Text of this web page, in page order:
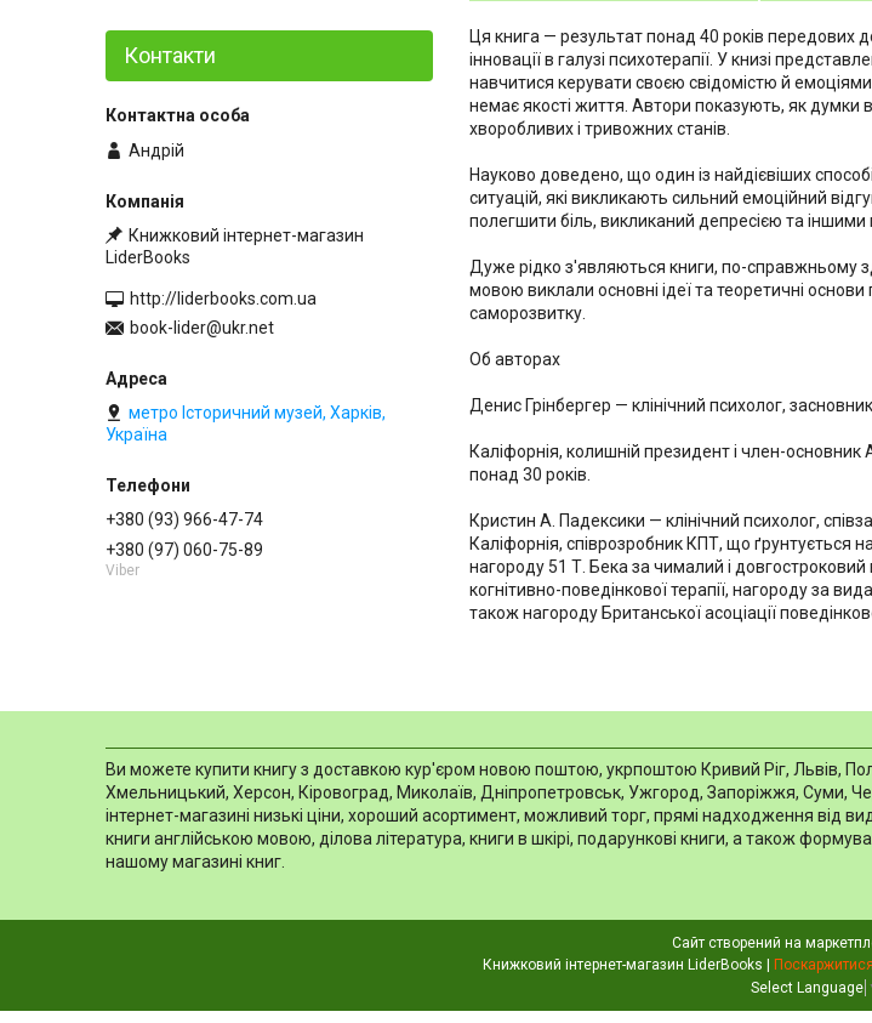
Ця книга — результат понад 40 років передових
інновації в галузі психотерапії. У книзі
навчитися керувати своєю свідомістю й
немає якості життя. Автори показують, як думки
хворобливих і тривожних станів.
Науково доведено, що один із найдієвіших
ситуацій, які викликають сильний емоційний
полегшити біль, викликаний депресією та іншими
Дуже рідко з'являються книги, по-справжньому
мовою виклали основні ідеї та теоретичні
саморозвитку.
Об авторах
Денис Грінбергер — клінічний психолог,
Каліфорнія, колишній президент і член-основник
понад 30 років.
Кристин А. Падексики — клінічний психолог,
Каліфорнія, співрозробник КПТ, що ґрунтується
нагороду 51 Т. Бека за чималий і довгостроковий
когнітивно-поведінкової терапії, нагороду за
також нагороду Британської асоціації
Контакти
Андрій
Книжковий інтернет-магазин
LiderBooks
http://liderbooks.com.ua
book-lider@ukr.net
метро Історичний музей, Харків,
Україна
+380 (93) 966-47-74
+380 (97) 060-75-89
Viber
Ви можете купити книгу з доставкою кур'єром новою поштою, укрпоштою Кривий Ріг, Львів,
Хмельницький, Херсон, Кіровоград, Миколаїв, Дніпропетровськ, Ужгород, Запоріжжя, Суми,
інтернет-магазині низькі ціни, хороший асортимент, можливий торг, прямі надходження від
книги англійською мовою, ділова література, книги в шкірі, подарункові книги, а також
нашому магазині книг.
Сайт створений на
Книжковий інтернет-магазин LiderBooks |
Select Language